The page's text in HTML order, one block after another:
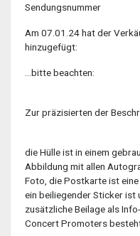
Sendungsnummer
Am 07.01.24 hat der
hinzugefügt:
…bitte beachten:
Zur präzisierten der
die Hülle ist in einem
Abbildung mit allen
Foto, die Postkarte ist
ein beiliegender Sticker ist
zusätzliche Beilage als
Concert Promoters